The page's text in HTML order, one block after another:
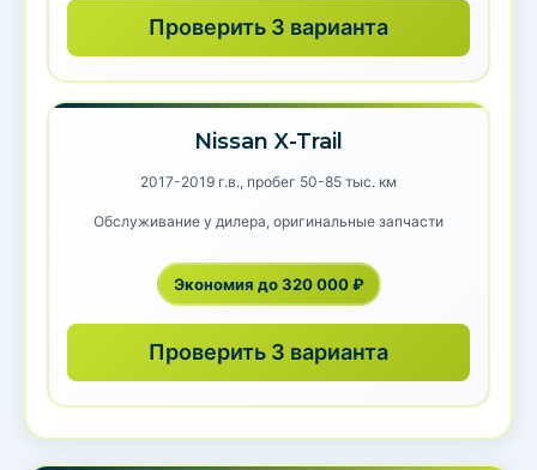
Проверить 3 варианта
Nissan X-Trail
2017-2019 г.в., пробег 50-85 тыс. км
Обслуживание у дилера, оригинальные запчасти
Экономия до 320 000 ₽
Проверить 3 варианта